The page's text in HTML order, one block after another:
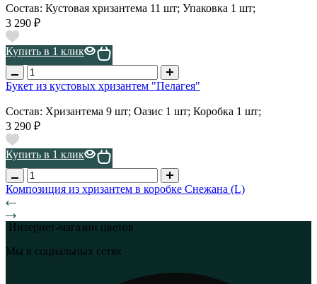
Состав: Кустовая хризантема 11 шт; Упаковка 1 шт;
3 290 ₽
Купить в 1 клик
Букет из кустовых хризантем "Пелагея"
Состав: Хризантема 9 шт; Оазис 1 шт; Коробка 1 шт;
3 290 ₽
Купить в 1 клик
Композиция из хризантем в коробке Снежана (L)
Интернет-магазин цветов
Мы в социальных сетях